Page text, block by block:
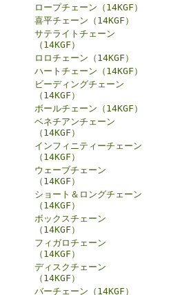
ロープチェーン（14KGF）
喜平チェーン（14KGF）
サテライトチェーン
（14KGF）
ロロチェーン（14KGF）
ハートチェーン（14KGF）
ビーディングチェーン
（14KGF）
ボールチェーン（14KGF）
ベネチアンチェーン
（14KGF）
インフィニティーチェーン
（14KGF）
ウェーブチェーン
（14KGF）
ショート＆ロングチェーン
（14KGF）
ボックスチェーン
（14KGF）
フィガロチェーン
（14KGF）
ディスクチェーン
（14KGF）
バーチェーン（14KGF）